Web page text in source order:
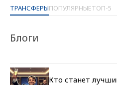
ТРАНСФЕРЫПОПУЛЯРНЫЕТОП-5
Блоги
Кто станет